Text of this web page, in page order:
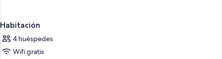
Habitación
4 huéspedes
Wifi gratis